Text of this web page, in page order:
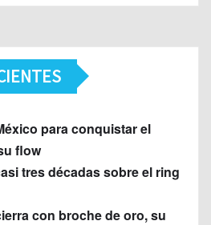
para conquistar el
flow
tres décadas sobre el ring
con broche de oro, su